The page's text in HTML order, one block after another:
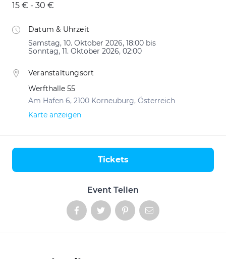
15 € - 30 €
Datum & Uhrzeit
Samstag, 10. Oktober 2026, 18:00 bis
Sonntag, 11. Oktober 2026, 02:00
Veranstaltungsort
Werfthalle 55
Am Hafen 6, 2100 Korneuburg, Österreich
Karte anzeigen
Event Teilen
Tickets